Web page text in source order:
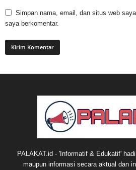
Simpan nama, email, dan situs web
saya berkomentar.
PALAKAT.id - 'Informatif & Edukatif'
maupun informasi secara aktual dan